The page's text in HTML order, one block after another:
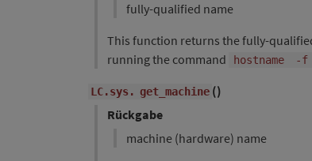
fully-qualified name
This function returns the fully-
running the command
hostname -f
LC.sys. get_machine ()
Rückgabe
machine (hardware) name